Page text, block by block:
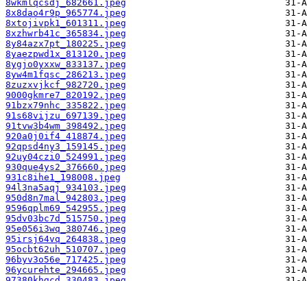
8wkmlqcsdj_682661.jpeg
8x8dao4r9p_965774.jpeg
8xtojivpk1_601311.jpeg
8xzhwrb41c_365834.jpeg
8y84azx7pt_180225.jpeg
8yaezpwd1x_813120.jpeg
8ygjo0yxxw_833137.jpeg
8yw4m1fqsc_286213.jpeg
8zuzxvjkcf_982720.jpeg
9000gkmre7_820192.jpeg
91bzx79nhc_335822.jpeg
91s68vijzu_697139.jpeg
91tvw3b4wm_398492.jpeg
920a0j0if4_418874.jpeg
92qpsd4ny3_159145.jpeg
92uy04czi0_524991.jpeg
930que4ys2_376660.jpeg
931c8ihe1_198008.jpeg
94l3na5aqj_934103.jpeg
950d8n7mal_942803.jpeg
9596qplm69_542955.jpeg
95dv03bc7d_515750.jpeg
95e056i3wq_380746.jpeg
95irsj64vq_264838.jpeg
95ocbt62uh_510707.jpeg
96byv3o56e_717425.jpeg
96ycurehte_294665.jpeg